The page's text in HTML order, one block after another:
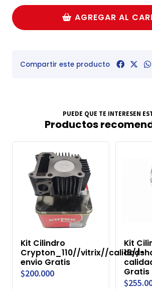
AGREGAR AL
Compartir este producto
PUEDE QUE TE INTERESEN
Productos
Kit Cilindro
Crypton_110//vitrix//calidad-
envio Gratis
$200.000
Kit
16//
Gratis